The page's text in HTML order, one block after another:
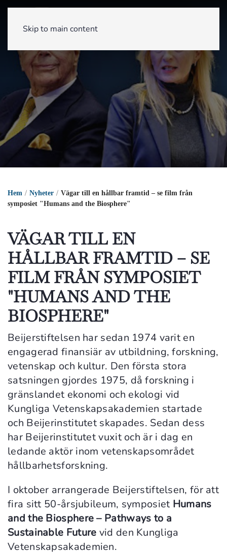
Skip to main content
Hem Nyheter
Vägar till en hållbar framtid – se film från
symposiet "Humans and the Biosphere"
VÄGAR TILL EN
HÅLLBAR FRAMTID – SE
FILM FRÅN SYMPOSIET
"HUMANS AND THE
BIOSPHERE"
Beijerstiftelsen har sedan 1974 varit en
engagerad finansiär av utbildning, forskning,
vetenskap och kultur. Den första stora
satsningen gjordes 1975, då forskning i
gränslandet ekonomi och ekologi vid
Kungliga Vetenskapsakademien startade
och Beijerinstitutet skapades. Sedan dess
har Beijerinstitutet vuxit och är i dag en
ledande aktör inom vetenskapsområdet
hållbarhetsforskning.
I oktober arrangerade Beijerstiftelsen, för att
fira sitt 50-årsjubileum, symposiet Humans
and the Biosphere – Pathways to a
Sustainable Future vid den Kungliga
Vetenskapsakademien.